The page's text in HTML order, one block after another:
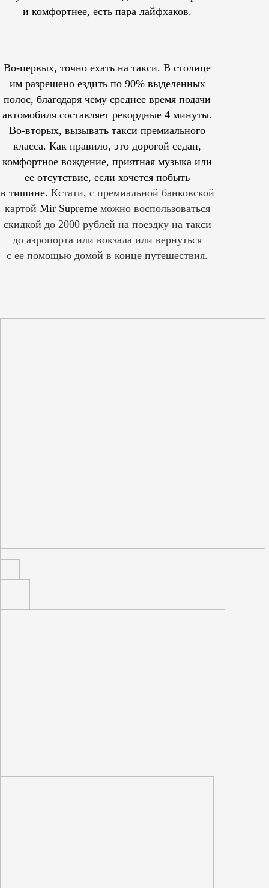
и комфортнее, есть пара лайфхаков.
Во-первых, точно ехать на такси. В столице
им разрешеноездить по 90% выделенных
полос, благодаря чему среднее время подачи
автомобиля составляет рекордные 4 минуты.
Во-вторых, вызывать такси премиального
класса. Как правило, это дорогой седан,
комфортное вождение, приятная музыка или
ее отсутствие, если хочется побыть
в тишине. Кстати, с премиальной банковской
картой Mir Supreme можно воспользоваться
скидкой до 2000 рублей на поездку на такси
до аэропорта или вокзала или вернуться
с ее помощью домой в конце путешествия.